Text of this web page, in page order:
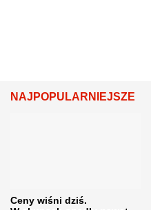
NAJPOPULARNIEJSZE
Ceny wiśni dziś.